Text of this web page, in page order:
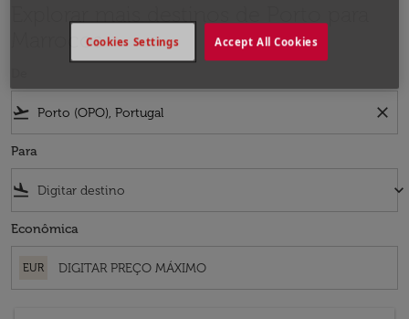
Explorar mais destinos de Porto para
Marrocos
flight_takeoff close
Para
flight_land keyboard_arrow_down
Econômica
EUR
Accept All Cookies
Cookies Settings